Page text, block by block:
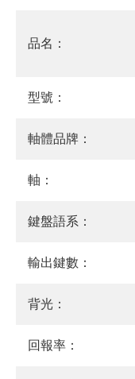
品名：
型號：
軸體品牌：
軸：
鍵盤語系：
輸出鍵數：
背光：
回報率：